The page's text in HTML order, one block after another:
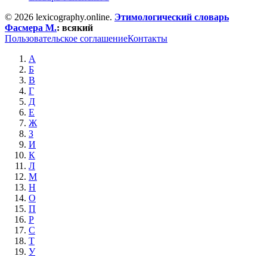
© 2026 lexicography.online. Этимологический словарь
Фасмера М.: всякий
Пользовательское соглашениеКонтакты
А
Б
В
Г
Д
Е
Ж
З
И
К
Л
М
Н
О
П
Р
С
Т
У